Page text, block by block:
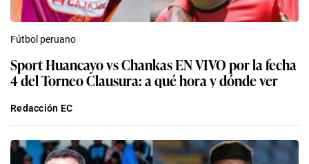
Fútbol peruano
Sport Huancayo vs Chankas EN VIVO por la fecha
4 del Torneo Clausura: a qué hora y dónde ver
Redacción EC